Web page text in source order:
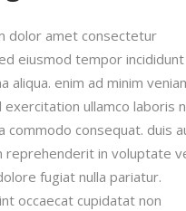
dolor amet consectetur
eiusmod tempor
aliqua. enim ad minim
ullamco laboris
commodo consequat. duis
reprehenderit in voluptate
fugiat nulla pariatur.
occaecat cupidatat non